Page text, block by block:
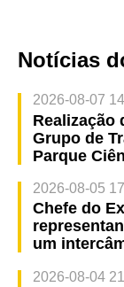
Notícias
2026-08-07
Realização
Grupo de
Parque
2026-08-05
Chefe do
um
2026-08-04